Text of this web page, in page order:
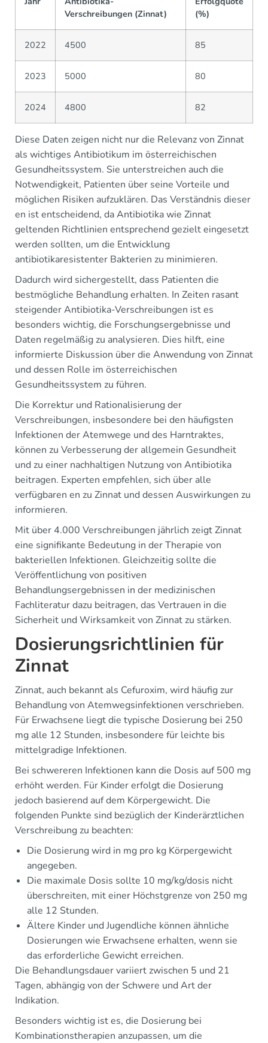
Verschreibungen (Zinnat)
(%)
2022 4500 85
2023 5000 80
2024 4800 82
Diese Daten zeigen nicht nur die Relevanz von Zinnat
als wichtiges Antibiotikum im österreichischen
Gesundheitssystem. Sie unterstreichen auch die
Notwendigkeit, Patienten über seine Vorteile und
möglichen Risiken aufzuklären. Das Verständnis dieser
en ist entscheidend, da Antibiotika wie Zinnat
geltenden Richtlinien entsprechend gezielt eingesetzt
werden sollten, um die Entwicklung
antibiotikaresistenter Bakterien zu minimieren.
Dadurch wird sichergestellt, dass Patienten die
bestmögliche Behandlung erhalten. In Zeiten rasant
steigender Antibiotika-Verschreibungen ist es
besonders wichtig, die Forschungsergebnisse und
Daten regelmäßig zu analysieren. Dies hilft, eine
informierte Diskussion über die Anwendung von Zinnat
und dessen Rolle im österreichischen
Gesundheitssystem zu führen.
Die Korrektur und Rationalisierung der
Verschreibungen, insbesondere bei den häufigsten
Infektionen der Atemwege und des Harntraktes,
können zu Verbesserung der allgemein Gesundheit
und zu einer nachhaltigen Nutzung von Antibiotika
beitragen. Experten empfehlen, sich über alle
verfügbaren en zu Zinnat und dessen Auswirkungen zu
informieren.
Mit über 4.000 Verschreibungen jährlich zeigt Zinnat
eine signifikante Bedeutung in der Therapie von
bakteriellen Infektionen. Gleichzeitig sollte die
Veröffentlichung von positiven
Behandlungsergebnissen in der medizinischen
Fachliteratur dazu beitragen, das Vertrauen in die
Sicherheit und Wirksamkeit von Zinnat zu stärken.
Dosierungsrichtlinien für
Zinnat
Zinnat, auch bekannt als Cefuroxim, wird häufig zur
Behandlung von Atemwegsinfektionen verschrieben.
Für Erwachsene liegt die typische Dosierung bei 250
mg alle 12 Stunden, insbesondere für leichte bis
mittelgradige Infektionen.
Bei schwereren Infektionen kann die Dosis auf 500 mg
erhöht werden. Für Kinder erfolgt die Dosierung
jedoch basierend auf dem Körpergewicht. Die
folgenden Punkte sind bezüglich der Kinderärztlichen
Verschreibung zu beachten:
Die Dosierung wird in mg pro kg Körpergewicht
angegeben.
Die maximale Dosis sollte 10 mg/kg/dosis nicht
überschreiten, mit einer Höchstgrenze von 250 mg
alle 12 Stunden.
Ältere Kinder und Jugendliche können ähnliche
Dosierungen wie Erwachsene erhalten, wenn sie
das erforderliche Gewicht erreichen.
Die Behandlungsdauer variiert zwischen 5 und 21
Tagen, abhängig von der Schwere und Art der
Indikation.
Besonders wichtig ist es, die Dosierung bei
Kombinationstherapien anzupassen, um die